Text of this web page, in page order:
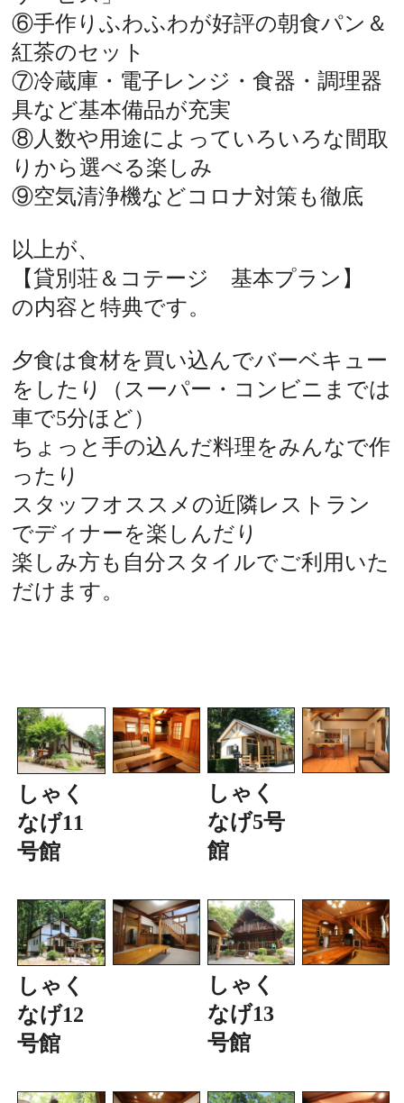
⑥手作りふわふわが好評の朝食パン＆
紅茶のセット
⑦冷蔵庫・電子レンジ・食器・調理器
具など基本備品が充実
⑧人数や用途によっていろいろな間取
りから選べる楽しみ
⑨空気清浄機などコロナ対策も徹底
以上が、
【貸別荘＆コテージ 基本プラン】
の内容と特典です。
夕食は食材を買い込んでバーベキュー
をしたり（スーパー・コンビニまでは
車で5分ほど）
ちょっと手の込んだ料理をみんなで作
ったり
スタッフオススメの近隣レストラン
でディナーを楽しんだり
楽しみ方も自分スタイルでご利用いた
だけます。
しゃく
なげ11
号館
しゃく
なげ5号
館
しゃく
なげ12
号館
しゃく
なげ13
号館